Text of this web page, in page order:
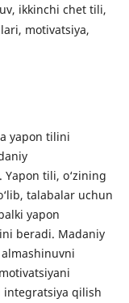
ikkinchi chet tili,
motivatsiya,
yapon tilini
tili, o‘zining
talabalar uchun
yapon
beradi. Madaniy
integratsiya qilish